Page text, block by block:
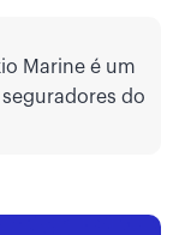
Marine é um
do